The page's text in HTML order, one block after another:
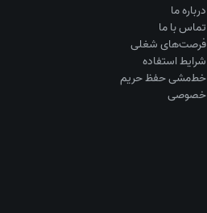
درباره ما
تماس با ما
فرصت‌های شغلی
شرایط استفاده
خط‌مشی حفظ حریم
خصوصی